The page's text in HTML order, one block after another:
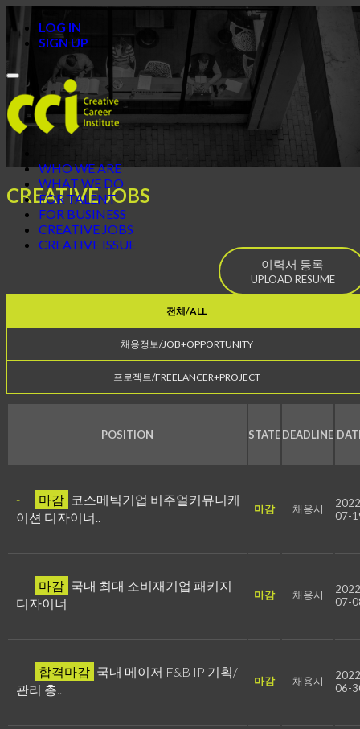
LOG IN
SIGN UP
Toggle
navigation
WHO WE ARE
WHAT WE DO
FOR TALENT
FOR BUSINESS
CREATIVE JOBS
CREATIVE ISSUE
CREATIVE JOBS
이력서 등록
UPLOAD RESUME
전체/ALL
채용정보/JOB+OPPORTUNITY
프로젝트/FREELANCER+PROJECT
POSITION STATEDEADLINE
- 마감 코스메틱기업 비주얼커뮤니케
이션 디자이너..
마감 채용시
07-
- 마감 국내 최대 소비재기업 패키지
디자이너
마감 채용시
07-
- 합격마감 국내 메이저 F&B IP 기획/
관리 총..
마감 채용시
06-